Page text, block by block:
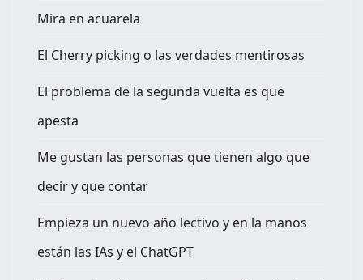
Mira en acuarela
El Cherry picking o las verdades mentirosas
El problema de la segunda vuelta es que
apesta
Me gustan las personas que tienen algo que
decir y que contar
Empieza un nuevo año lectivo y en la manos
están las IAs y el ChatGPT